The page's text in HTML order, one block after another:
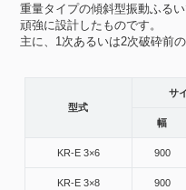
重量タイプの傾斜型振動ふる
頑強に設計したものです。
主に、1次あるいは2次破砕前
型式
サ
幅
KR-E 3×6 900
KR-E 3×8 900